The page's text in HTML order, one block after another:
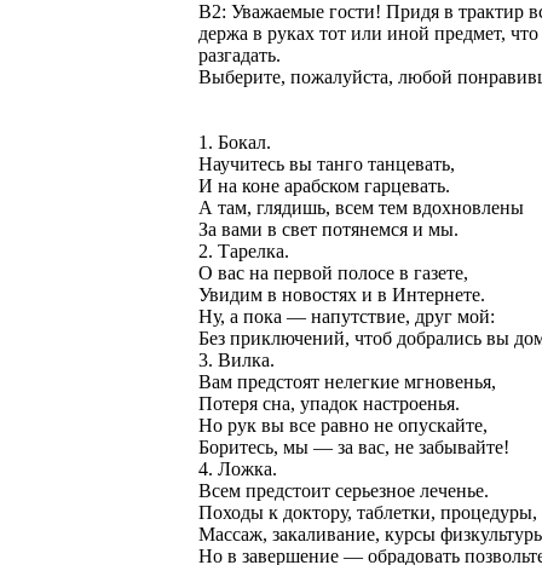
В2: Уважаемые гости! Придя в трактир
держа в руках тот или иной предмет,
разгадать.
Выберите, пожалуйста, любой
1. Бокал.
Научитесь вы танго танцевать,
И на коне арабском гарцевать.
А там, глядишь, всем тем вдохновлены
За вами в свет потянемся и мы.
2. Тарелка.
О вас на первой полосе в газете,
Увидим в новостях и в Интернете.
Ну, а пока — напутствие, друг мой:
Без приключений, чтоб добрались вы
3. Вилка.
Вам предстоят нелегкие мгновенья,
Потеря сна, упадок настроенья.
Но рук вы все равно не опускайте,
Боритесь, мы — за вас, не забывайте!
4. Ложка.
Всем предстоит серьезное леченье.
Походы к доктору, таблетки, процедуры,
Массаж, закаливание, курсы
Но в завершение — обрадовать